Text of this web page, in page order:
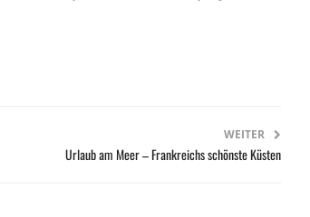
WEITER
Urlaub am Meer – Frankreichs schönste Küsten